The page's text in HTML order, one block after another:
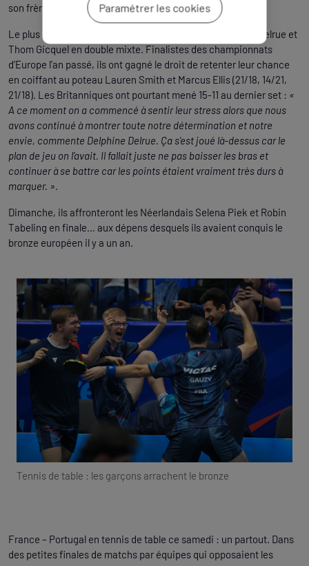
son frère. Christo, lui, visera l’or dimanche.
Le plus beau des métaux sera aussi en jeu pour Delphine Delrue et
Thom Gicquel en double mixte. Finalistes des championnats
d’Europe l’an passé, ils ont gagné le droit de retenter leur chance
en coiffant au poteau Lauren Smith et Marcus Ellis (21/18, 14/21,
21/18). Les Britanniques ont pourtant mené 15-11 au dernier set : «
A ce moment on a commencé à sentir leur stress alors que nous
avons continué à montrer toute notre détermination et notre
envie, commente Delphine Delrue. Ça s’est joué là-dessus car le
plan de jeu on l’avait. Il fallait juste ne pas baisser les bras et
continuer à se battre car les points étaient vraiment très durs à
marquer. ».
Dimanche, ils affronteront les Néerlandais Selena Piek et Robin
Tabeling en finale… aux dépens desquels ils avaient conquis le
bronze européen il y a un an.
Tennis de table : les garçons arrachent le bronze
France – Portugal en tennis de table ce samedi : un partout. Dans
des petites finales de matchs par équipes qui opposaient les
Paramétrer les cookies